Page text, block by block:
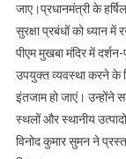
जाए।प्रधानमंत्री के
सुरक्षा प्रबंधों को ध्यान
पीएम मुखबा मंदिर में
उपयुक्त व्यवस्था करने के
इंतजाम हो जाएं। उन्होंने
स्थलों और स्थानीय
विनोद कुमार सुमन ने